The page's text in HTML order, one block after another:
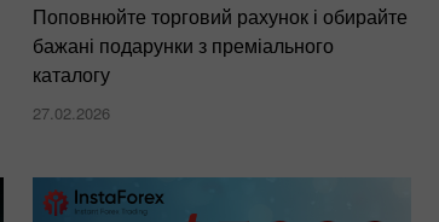
Поповнюйте торговий рахунок і обирайте
бажані подарунки з преміального
каталогу
27.02.2026